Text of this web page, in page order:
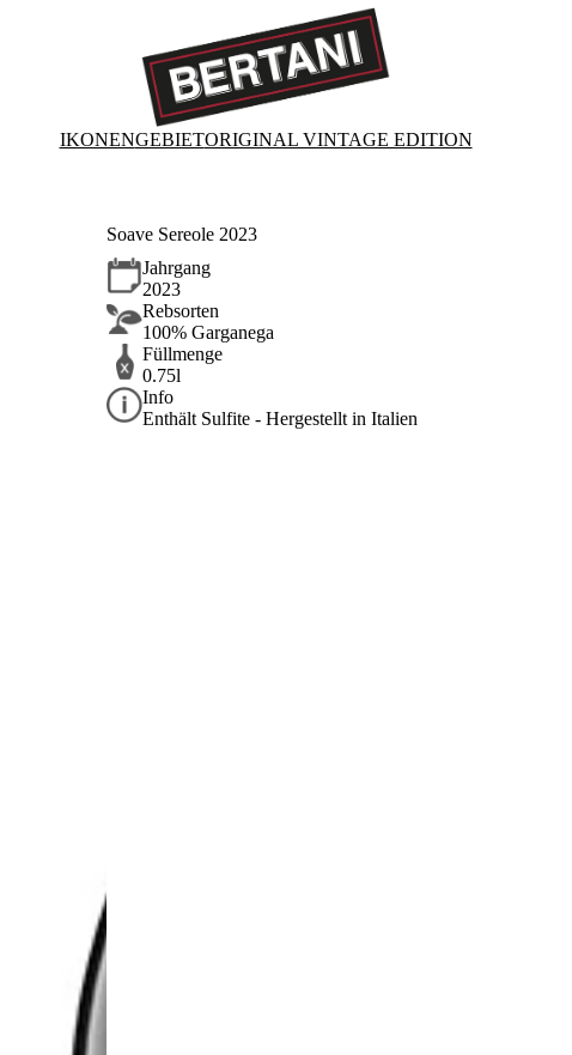
IKONENGEBIETORIGINAL VINTAGE EDITION
Soave Sereole 2023
Jahrgang
2023
Rebsorten
100% Garganega
Füllmenge
0.75l
Info
Enthält Sulfite - Hergestellt in Italien